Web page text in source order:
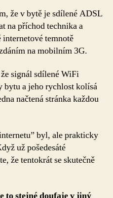
že v bytě je sdílené ADSL
na příchod technika a
temnotě
na mobilním 3G.
signál sdílené WiFi
bytu a jeho rychlost kolísá
načtená stránka každou
byl, ale prakticky
už pošedesáté
že tentokrát se skutečně